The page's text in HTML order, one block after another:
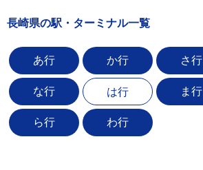
長崎県の駅・ターミナル一覧
あ行 か行 さ行
な行 は行 ま行
ら行 わ行